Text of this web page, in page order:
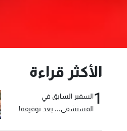
الأكثر قراءة
1السفير السابق في
المستشفى... بعد توقيفه!